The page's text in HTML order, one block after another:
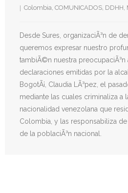
Colombia COMUNICADOS DDHH
Desde Sures, organizaciÃ³n de
queremos expresar nuestro
tambiÃ©n nuestra preocupaciÃ³n
declaraciones emitidas por la
BogotÃ¡, Claudia LÃ³pez, el
mediante las cuales criminaliza a
nacionalidad venezolana que
Colombia, y las responsabiliza
de la poblaciÃ³n nacional.